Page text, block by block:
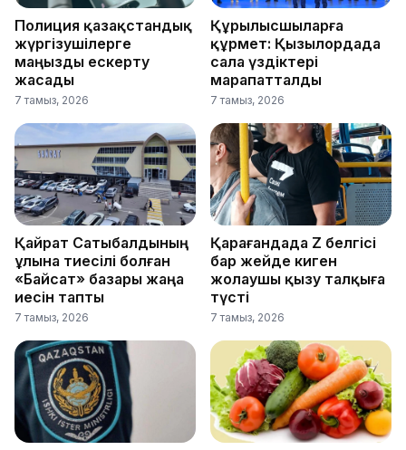
Полиция қазақстандық
жүргізушілерге
маңызды ескерту
жасады
7 тамыз, 2026
Құрылысшыларға
құрмет: Қызылордада
сала үздіктері
марапатталды
7 тамыз, 2026
Қайрат Сатыбалдының
ұлына тиесілі болған
«Байсат» базары жаңа
иесін тапты
7 тамыз, 2026
Қарағандада Z белгісі
бар жейде киген
жолаушы қызу талқыға
түсті
7 тамыз, 2026